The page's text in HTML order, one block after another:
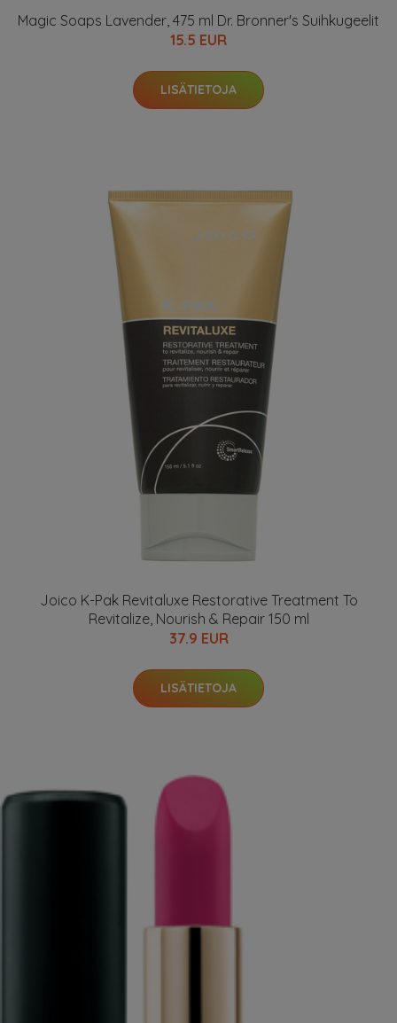
Magic Soaps Lavender, 475 ml Dr. Bronner's Suihkugeelit
15.5 EUR
LISÄTIETOJA
Joico K-Pak Revitaluxe Restorative Treatment To
Revitalize, Nourish & Repair 150 ml
37.9 EUR
LISÄTIETOJA